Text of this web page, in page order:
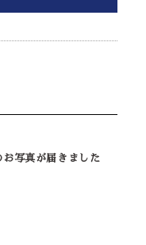
写真が届きました